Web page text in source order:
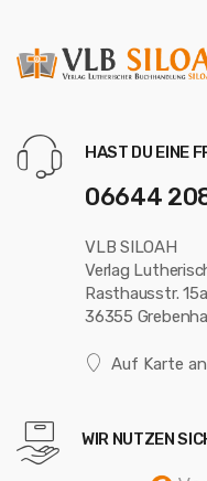
HAST DU EINE
06644
VLB SILOAH
Verlag
Rasthausstr. 15a
36355
Auf Karte
WIR NUTZEN